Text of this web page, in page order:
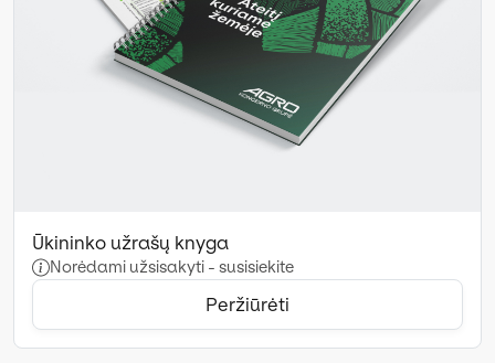
Ūkininko užrašų knyga
Norėdami užsisakyti - susisiekite
Peržiūrėti